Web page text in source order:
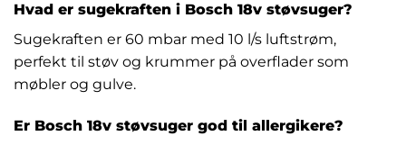
Hvad er sugekraften i Bosch 18v støvsuger?
Sugekraften er 60 mbar med 10 l/s luftstrøm,
perfekt til støv og krummer på overflader som
møbler og gulve.
Er Bosch 18v støvsuger god til allergikere?